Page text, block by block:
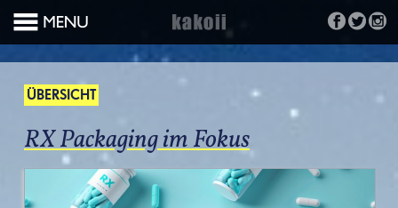
ÜBERSICHT
RX Packaging im Fokus